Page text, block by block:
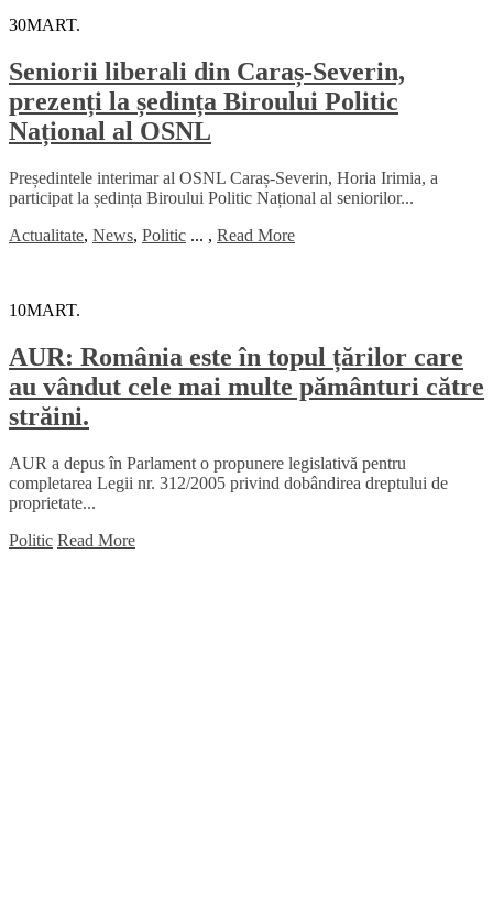
30MART.
Seniorii liberali din Caraș-Severin,
prezenți la ședința Biroului Politic
Național al OSNL
Președintele interimar al OSNL Caraș-Severin, Horia Irimia, a
participat la ședința Biroului Politic Național al seniorilor...
Actualitate, News, Politic ... , Read More
10MART.
AUR: România este în topul țărilor care
au vândut cele mai multe pământuri către
străini.
AUR a depus în Parlament o propunere legislativă pentru
completarea Legii nr. 312/2005 privind dobândirea dreptului de
proprietate...
Politic Read More